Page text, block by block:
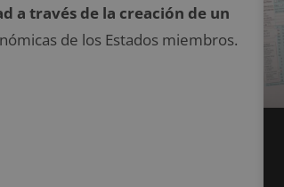
a través de la creación de un
de los Estados miembros.